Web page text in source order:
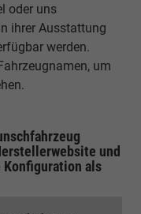
oder uns
ihrer Ausstattung
werden.
um
und
Konfiguration als